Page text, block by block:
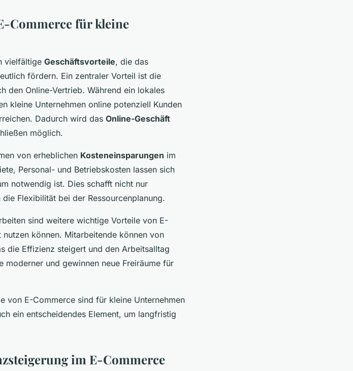
Commerce für kleine
vielfältige Geschäftsvorteile, die das
fördern. Ein zentraler Vorteil ist die
den Online-Vertrieb. Während ein lokales
kleine Unternehmen online potenziell Kunden
Dadurch wird das Online-Geschäft
möglich.
von erheblichen Kosteneinsparungen im
Personal- und Betriebskosten lassen sich
notwendig ist. Dies schafft nicht nur
Flexibilität bei der Ressourcenplanung.
sind weitere wichtige Vorteile von E-
können. Mitarbeitende können von
die Effizienz steigert und den Arbeitsalltag
moderner und gewinnen neue Freiräume für
von E-Commerce sind für kleine Unternehmen
ein entscheidendes Element, um langfristig
im E-Commerce